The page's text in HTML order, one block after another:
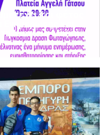
και φέτος
και
Νωτιαία Μυϊκή